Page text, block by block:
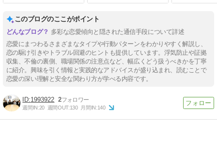
このブログのここがポイント
多彩な恋愛傾向と隠された通信手段について詳述
恋愛にまつわるさまざまなタイプや行動パターンをわかりやすく解説し、
恋の駆け引きやトラブル回避のヒントも提供しています。浮気防止や証拠
収集、不倫の裏側、職場関係の注意点など、幅広くどう扱うべきかを丁寧
に紹介。興味を引く情報と実践的なアドバイスが盛り込まれ、読むことで
恋愛の深い理解と安全な関わり方が学べる内容です。
1993922 2
週間IN:20 週間OUT:130 月間IN:140